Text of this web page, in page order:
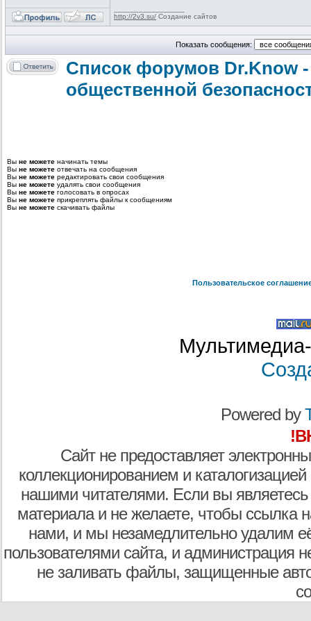
http://2v3.su/ Создание сайтов
Показать сообщения:
Список форумов Dr.Know
общественной
Вы не можете начинать темы
Вы не можете отвечать на сообщения
Вы не можете редактировать свои сообщения
Вы не можете удалять свои сообщения
Вы не можете голосовать в опросах
Вы не можете прикреплять файлы к сообщениям
Вы не можете скачивать файлы
Пользовательское
Powered by
Сайт не предоставляет
коллекционированием и
нашими читателями. Если вы являетесь
материала и не желаете, чтобы ссылка
нами, и мы незамедлительно удалим
пользователями сайта, и администрация
не заливать файлы, защищенные